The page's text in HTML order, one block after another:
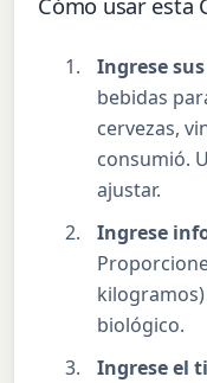
Ingrese
bebidas
cervezas,
consumió.
ajustar.
Ingrese
kilogramos)
biológico.
Ingrese el